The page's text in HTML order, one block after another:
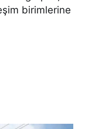
birimlerine